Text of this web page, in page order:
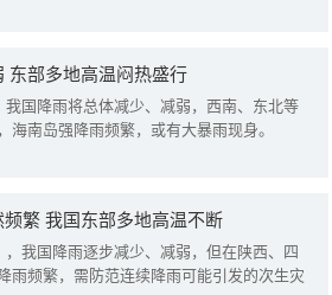
东部多地高温闷热盛行
国降雨将总体减少、减弱，西南、东北等
海南岛强降雨频繁，或有大暴雨现身。
繁 我国东部多地高温不断
我国降雨逐步减少、减弱，但在陕西、四
雨频繁，需防范连续降雨可能引发的次生灾